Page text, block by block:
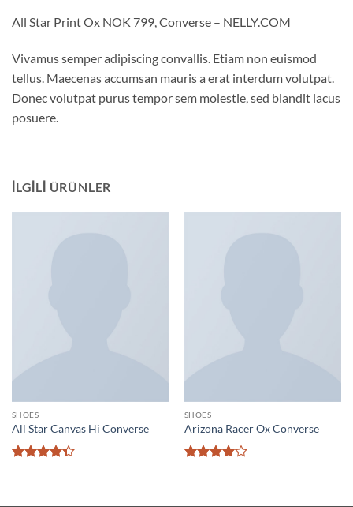
All Star Print Ox NOK 799, Converse – NELLY.COM
Vivamus semper adipiscing convallis. Etiam non euismod
tellus. Maecenas accumsan mauris a erat interdum volutpat.
Donec volutpat purus tempor sem molestie, sed blandit lacus
posuere.
İLGILI ÜRÜNLER
SHOES
All Star Canvas Hi Converse
SHOES
Arizona Racer Ox Converse